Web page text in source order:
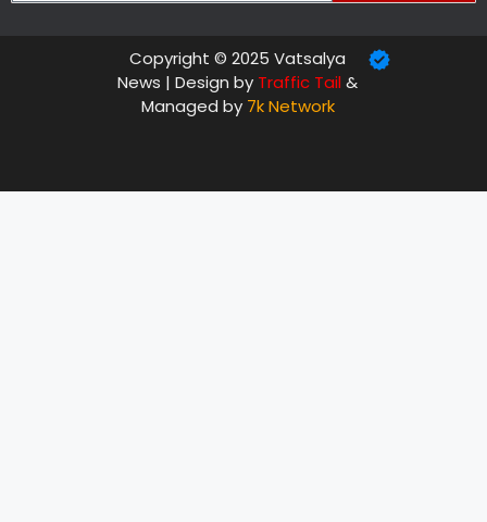
Copyright © 2025 Vatsalya
News | Design by Traffic Tail&
Managed by 7k Network